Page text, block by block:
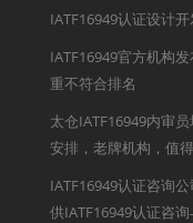
IATF16949认证设计
IATF16949官方机构
重不符合排名
太仓IATF16949内审
安排，老牌机构，值
IATF16949认证咨询
供IATF16949认证咨